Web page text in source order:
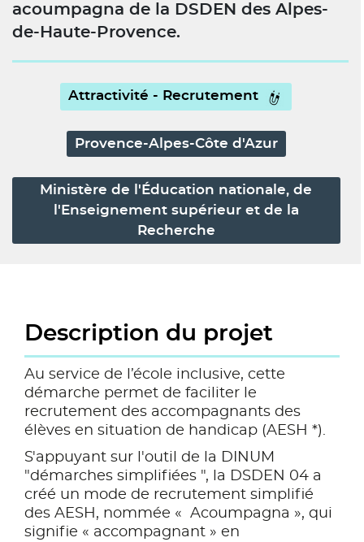
acoumpagna de la DSDEN des Alpes-
de-Haute-Provence.
Attractivité - Recrutement
Provence-Alpes-Côte d'Azur
Ministère de l'Éducation nationale, de
l'Enseignement supérieur et de la
Recherche
Description du projet
Au service de l’école inclusive, cette
démarche permet de faciliter le
recrutement des accompagnants des
élèves en situation de handicap (AESH *).
S'appuyant sur l'outil de la DINUM
"démarches simplifiées ", la DSDEN 04 a
créé un mode de recrutement simplifié
des AESH, nommée « Acoumpagna », qui
signifie « accompagnant » en